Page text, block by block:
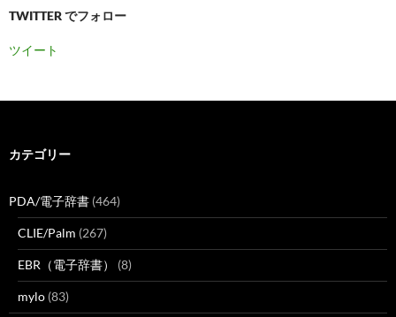
TWITTER でフォロー
ツイート
カテゴリー
PDA/電子辞書 (464)
CLIE/Palm (267)
EBR（電子辞書） (8)
mylo (83)